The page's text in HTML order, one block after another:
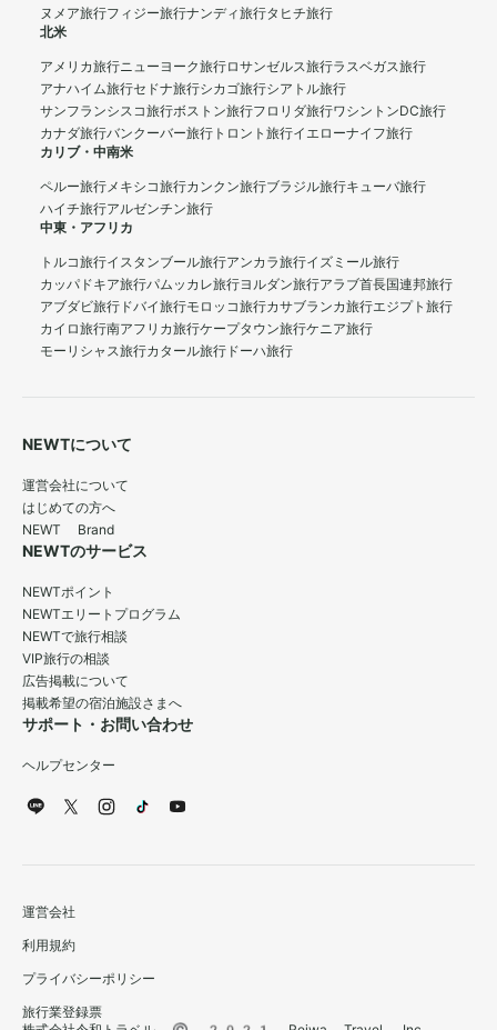
ヌメア旅行フィジー旅行ナンディ旅行タヒチ旅行
北米
アメリカ旅行ニューヨーク旅行ロサンゼルス旅行ラスベガス旅行
アナハイム旅行セドナ旅行シカゴ旅行シアトル旅行
サンフランシスコ旅行ボストン旅行フロリダ旅行ワシントンDC旅行
カナダ旅行バンクーバー旅行 トロント旅行イエローナイフ旅行
カリブ・中南米
ペルー旅行メキシコ旅行カンクン旅行ブラジル旅行キューバ旅行
ハイチ旅行アルゼンチン旅行
中東・アフリカ
トルコ旅行イスタンブール旅行アンカラ旅行イズミール旅行
カッパドキア旅行パムッカレ旅行ヨルダン旅行アラブ首長国連邦旅行
アブダビ旅行 ドバイ旅行モロッコ旅行カサブランカ旅行エジプト旅行
カイロ旅行南アフリカ旅行ケープタウン旅行ケニア旅行
モーリシャス旅行カタール旅行 ドーハ旅行
NEWTについて
運営会社について
はじめての方へ
NEWT Brand
NEWTのサービス
NEWTポイント
NEWTエリートプログラム
NEWTで旅行相談
VIP旅行の相談
広告掲載について
掲載希望の宿泊施設さまへ
サポート・お問い合わせ
ヘルプセンター
運営会社
利用規約
プライバシーポリシー
旅行業登録票